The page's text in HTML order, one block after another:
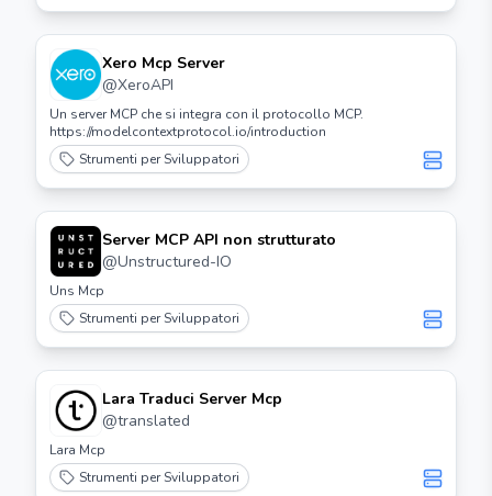
Xero Mcp Server
@XeroAPI
Un server MCP che si integra con il protocollo MCP.
https://modelcontextprotocol.io/introduction
Strumenti per Sviluppatori
Server MCP API non strutturato
@Unstructured-IO
Uns Mcp
Strumenti per Sviluppatori
Lara Traduci Server Mcp
@translated
Lara Mcp
Strumenti per Sviluppatori